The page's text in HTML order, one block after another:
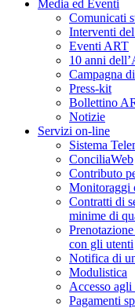
Media ed Eventi
Comunicati
Interventi
Eventi ART
10 anni
Campagna
Press-kit
Bollettino
Notizie
Servizi on-line
Sistema
ConciliaWeb
Contributo
Monitoraggi
Contratti di
minime di
con gli utenti
Notifica di
Modulistica
Accesso
Pagamenti